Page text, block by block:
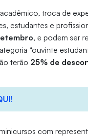
troca de
estudantes e
, e podem ser
“ouvinte
terão 25% de
com